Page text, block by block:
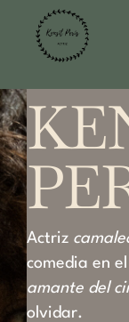
contenido
Actriz
comedia en
amante del
olvidar.